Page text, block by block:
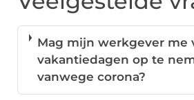
Mag mijn werkgever me
vakantiedagen op te
vanwege corona?